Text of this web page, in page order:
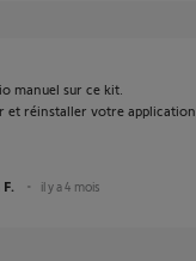
manuel sur ce kit.
et réinstaller votre application.
il y a 4 mois